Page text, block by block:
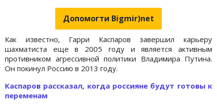
Допомогти Bigmir)net
Как известно, Гарри Каспаров завершил карьеру
шахматиста еще в 2005 году и является активным
противником агрессивной политики Владимира Путина.
Он покинул Россию в 2013 году.
Каспаров рассказал, когда россияне будут готовы к
переменам